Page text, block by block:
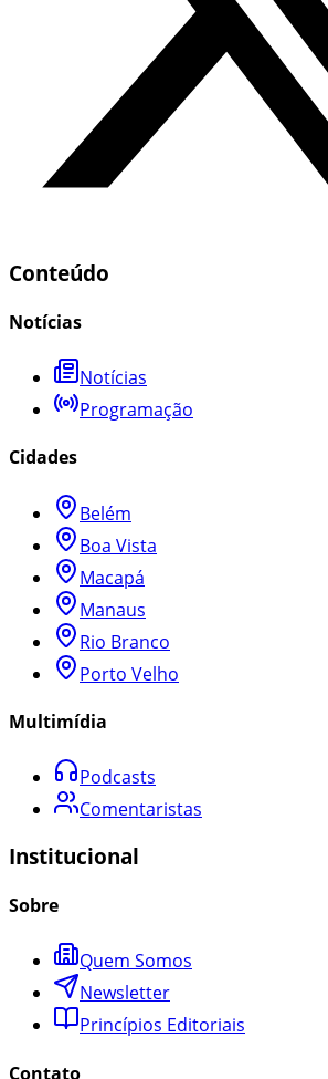
Conteúdo
Notícias
Notícias
Programação
Cidades
Belém
Boa Vista
Macapá
Manaus
Rio Branco
Porto Velho
Multimídia
Podcasts
Comentaristas
Institucional
Sobre
Quem Somos
Newsletter
Princípios Editoriais
Contato